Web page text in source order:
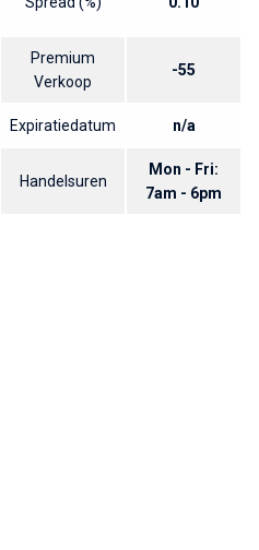
Premium
Verkoop
-55
Expiratiedatum n/a
Handelsuren
Mon - Fri:
7am - 6pm